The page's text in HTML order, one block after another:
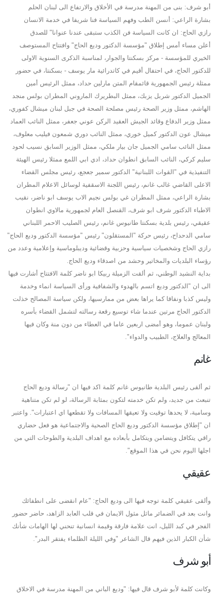
أبو شرف: بنى من المهنة مدرسة في الأخلاق والارتفاع الى لبنان الحلم
بشارة الراعي: أنسن الطب وفهم السياسة فنا شريفا في خدمة الانسان
رازي الحاج: ان كانت السياسة فن الكذب ستبقى عندنا عنوانا" للصدق
أعلن مساء أمس إطلاق "مؤسسة الدكتور وديع الحاج" وافتتاح المستوصف
الخيري للمؤسسة - مركز بسكنتا والجوار، لمناسبة الذكرى السنوية الاولى
للدكتور الحاج، في احتفال أقيم في كاتدرائية مار يوسف - بسكنتا، في حضور
ممثلة رئيس الجمهورية قائمقام المتن مارلين حداد، ممثل الرئيس أمين
الجميل الدكتور شربل يزبك، ممثل البطريرك الماروني المطران بولس منجد
الهاشم، ممثل وزير الصحة رئيس مصلحة الصحة في جبل لبنان ميشال كفوري،
ممثل وزير الدفاع وقائد الجيش العقيد الركن عوني جعفر، ممثل النائب العماد
ميشال عون الدكتور كميل خوري، ممثل النائب دوري شمعون فيليب معلوف،
ممثل النائب سامي الجميل جان بيار ملكي، ممثل الوزير السابق نسيب لحود
سليم كركي، النائب السابق انطوان حداد، ادي ابي اللمع ممثلا رئيس الهيئة
التنفيذية في "القوات اللبنانية" الدكتور سمير جعجع، رئيس مجلس القضاء
الاعلى القاضي غالب غانم، رئيس اللجنة الاسقفية لوسائل الاعلام المطران
بشارة الراعي، ممثل المطران غي بولس نجيم الاب يوسف ابو ناضر، نقيب
الاطباء الدكتور شرف ابو شرف، القنصل العام لجمهورية مالاوي انطوان
عقيقي، رئيس بلدية بسكنتا طانيوس غانم، رئيس الصليب الاحمر اللبناني
سامي الدحداح، رئيس حركة "المستقلون" رئيس "مؤسسة الدكتور وديع الحاج"
رازي الحاج وشخصيات سياسية وحزبية وقضائية وديبلوماسية وإعلامية وعدد من
رؤساء البلديات والمخاتير وحشد من اصدقاء وديع الحاج.
بداية النشيد الوطني، ثم ألقت الزميلة ربيكا ابو ناضر كلمة الافتتاح أشارت فيها
الى ان "الدكتور وديع اتسم بالهدوء والشفافية ورأى السياسة انماء وخدمة
وليس كذبا ونفاقا كما يراها بعض من ممارسيها، ولكن سياسة المصالح خذلت
الدكتور الحاج مرتين عندما شاء توسيع رقعة رسالته لتشمل القضاء بأسره
ولبنان عموما، وهو أمضى اربعين عاما في العطاء من دون منة وكان فيها
المعالج والعلاج، الطبيب والدواء".
غانم
ثم ألقى رئيس البلدية طانيوس غانم كلمة اكد فيها ان "رسالة وديع الحاج
تنبعث من جديد، ولم تكن خدمته لتكون بمثابة الرسالة، لو لم تكن متناهية
وسامية، لا يحدها توقيت ولا تعيقها المسافات ولا تقطعها اي اعتبارات". واعتبر
ان "إطلاق مؤسسة الدكتور وديع الحاج الصحية والاجتماعية هو فعل حضاري
راقي يتكافل ويتضامن ويتكامل بأبعاده مع اهداف البلدية والطوحات التي من
اجلها اليوم نحن في هذا الموقع".
عقيقي
وألقى عقيقي كلمة توجه فيها الى وديع الحاج: "عام انقضى على انطفائك
وانت بعد في الضمائر ماثل مثول الايمان في قلب العابد الزاهد، حاضر حضور
الفجر في كبد الليل، انت علامة فارقة وقيمة انسانية تنحني لها الهامات شأنك
شأن الكبار الذين فيهم قال الشاعر "وفي الليلة الظلماء يفتقر البدر".
أبو شرف
وكانت كلمة لأبو شرف قال فيها: "وديع الباني من المهنة مدرسة في الاخلاق